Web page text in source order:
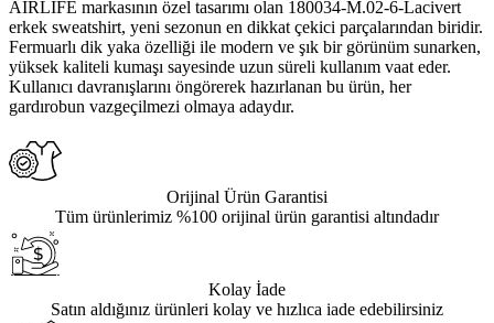
AIRLIFE markasının özel tasarımı olan 180034-M.02-6-Lacivert
erkek sweatshirt, yeni sezonun en dikkat çekici parçalarından biridir.
Fermuarlı dik yaka özelliği ile modern ve şık bir görünüm sunarken,
yüksek kaliteli kumaşı sayesinde uzun süreli kullanım vaat eder.
Kullanıcı davranışlarını öngörerek hazırlanan bu ürün, her
gardırobun vazgeçilmezi olmaya adaydır.
Orijinal Ürün Garantisi
Tüm ürünlerimiz %100 orijinal ürün garantisi altındadır
Kolay İade
Satın aldığınız ürünleri kolay ve hızlıca iade edebilirsiniz